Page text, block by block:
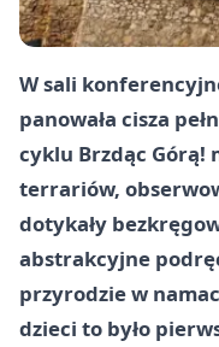
W sali
panowała cisza
cyklu Brzdąc Górą!
terrariów,
dotykały
abstrakcyjne
przyrodzie w
dzieci to było